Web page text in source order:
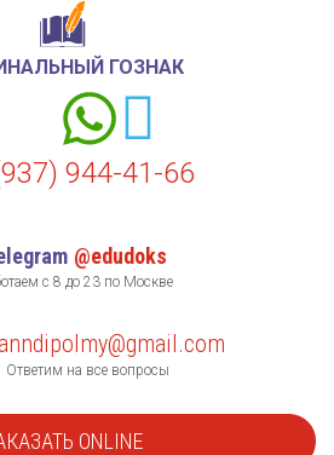
ГОЗНАК
944-41-66
@edudoks
с 8 до 23 по Москве
Ответим на все вопросы
ONLINE